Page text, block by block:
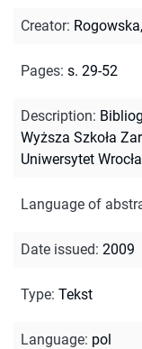
Creator:
Pages: s. 29-52
Description:
Wyższa Szkoła
Uniwersytet
Language of
Date issued: 2009
Type: Tekst
Language: pol